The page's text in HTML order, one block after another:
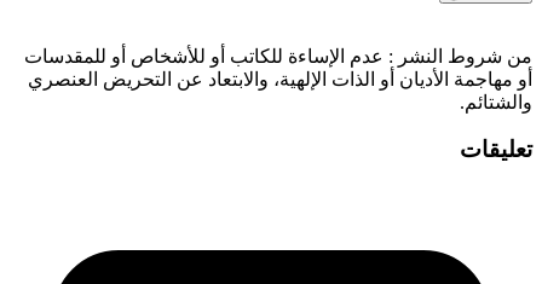
‫من شروط النشر : عدم الإساءة للكاتب أو للأشخاص أو للمقدسات
أو مهاجمة الأديان أو الذات الإلهية، والابتعاد عن التحريض العنصري
والشتائم.
تعليقات